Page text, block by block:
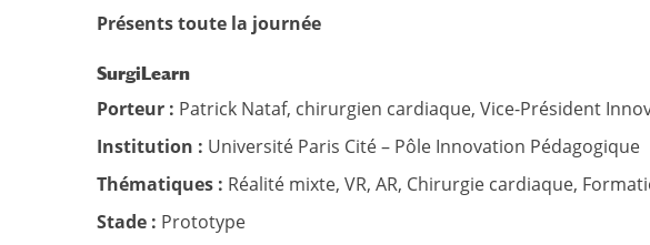
Présents toute la journée
SurgiLearn
Porteur : Patrick Nataf, chirurgien cardiaque, Vice-Président
Institution : Université Paris Cité – Pôle Innovation Pédagogique
Thématiques : Réalité mixte, VR, AR, Chirurgie cardiaque,
Stade : Prototype